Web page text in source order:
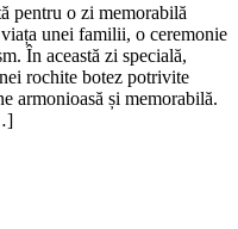
pentru o zi memorabilă
unei familii, o ceremonie
În această zi specială,
rochite botez potrivite
armonioasă și memorabilă.